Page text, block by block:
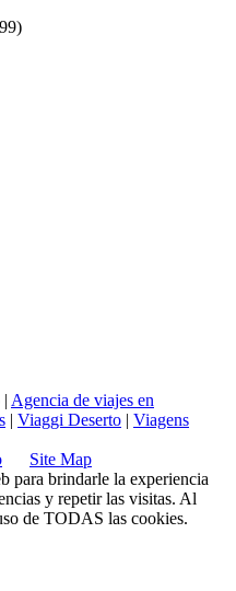
Agencia de viajes en
| Viaggi Deserto | Viagens
Site Map
para brindarle la experiencia
y repetir las visitas. Al
de TODAS las cookies.